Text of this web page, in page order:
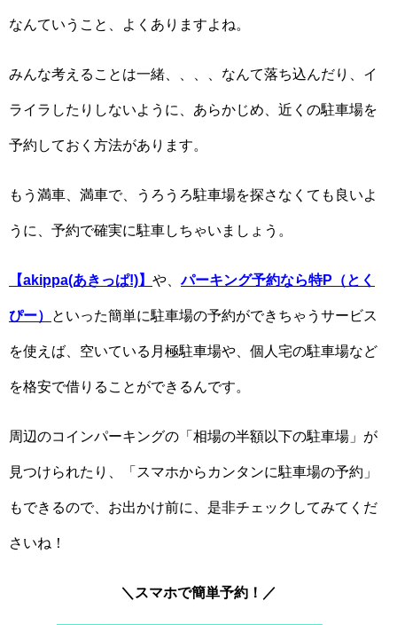
なんていうこと、よくありますよね。
みんな考えることは一緒、、、、なんて落ち込んだり、イ
ライラしたりしないように、あらかじめ、近くの駐車場を
予約しておく方法があります。
もう満車、満車で、うろうろ駐車場を探さなくても良いよ
うに、予約で確実に駐車しちゃいましょう。
【akippa(あきっぱ!)】 や、パーキング予約なら特P（とく
ぴー） といった簡単に駐車場の予約ができちゃうサービス
を使えば、空いている月極駐車場や、個人宅の駐車場など
を格安で借りることができるんです。
周辺のコインパーキングの「相場の半額以下の駐車場」が
見つけられたり、「スマホからカンタンに駐車場の予約」
もできるので、お出かけ前に、是非チェックしてみてくだ
さいね！
＼スマホで簡単予約！／